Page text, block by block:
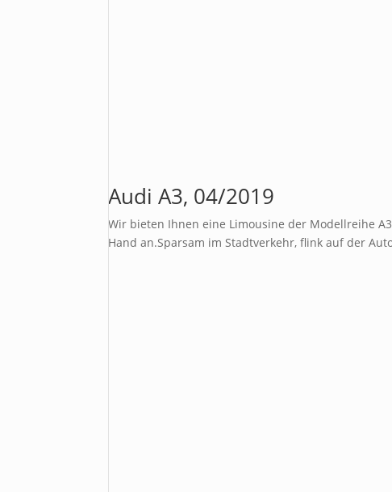
Audi A3, 04/2019
Wir bieten Ihnen eine Limousine der Modellreihe
Hand an.Sparsam im Stadtverkehr, flink auf der